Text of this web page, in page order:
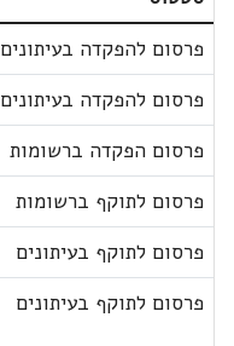
פרסום להפקדה בעיתונים
פרסום להפקדה בעיתונים
פרסום הפקדה ברשומות
פרסום לתוקף ברשומות
פרסום לתוקף בעיתונים
פרסום לתוקף בעיתונים